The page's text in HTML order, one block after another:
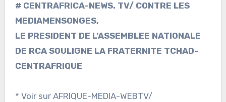
# CENTRAFRICA-NEWS. TV/ CONTRE LES
MEDIAMENSONGES,
LE PRESIDENT DE L’ASSEMBLEE NATIONALE
DE RCA SOULIGNE LA FRATERNITE TCHAD-
CENTRAFRIQUE
* Voir sur AFRIQUE-MEDIA-WEBTV/